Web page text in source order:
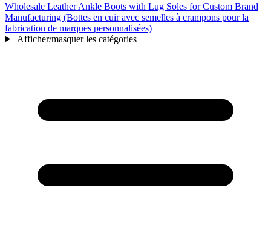
Wholesale Leather Ankle Boots with Lug Soles for Custom Brand
Manufacturing (Bottes en cuir avec semelles à crampons pour la
fabrication de marques personnalisées)
Afficher/masquer les catégories